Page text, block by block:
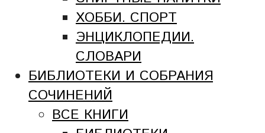
ХОББИ. СПОРТ
ЭНЦИКЛОПЕДИИ.
СЛОВАРИ
БИБЛИОТЕКИ И СОБРАНИЯ
СОЧИНЕНИЙ
ВСЕ КНИГИ